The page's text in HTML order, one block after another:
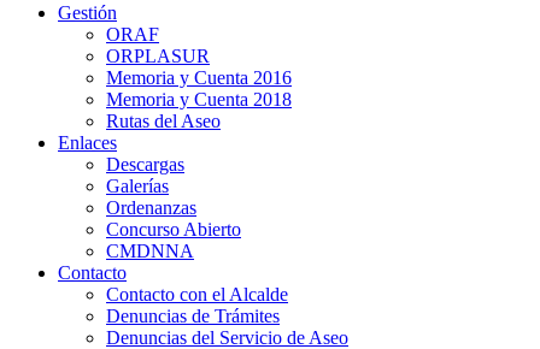
Gestión
ORAF
ORPLASUR
Memoria y Cuenta 2016
Memoria y Cuenta 2018
Rutas del Aseo
Enlaces
Descargas
Galerías
Ordenanzas
Concurso Abierto
CMDNNA
Contacto
Contacto con el Alcalde
Denuncias de Trámites
Denuncias del Servicio de Aseo